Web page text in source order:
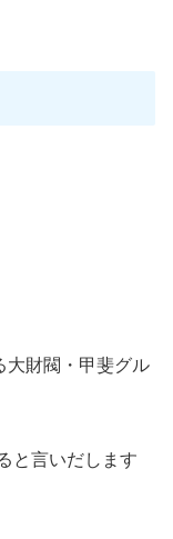
大財閥・甲斐グル
と言いだします